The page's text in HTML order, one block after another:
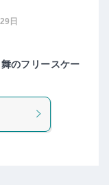
日
のフリースケー